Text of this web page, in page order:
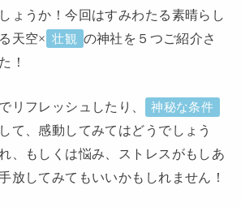
ょうか！今回はすみわたる素晴らし
天空× 壮観
の神社を５つご紹介さ
！
リフレッシュしたり、 神秘な条件
て、感動してみてはどうでしょう
、もしくは悩み、ストレスがもしあ
放してみてもいいかもしれません！